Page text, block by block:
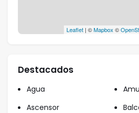
Leaflet | ©Mapbox ©
Destacados
Agua
Ascensor